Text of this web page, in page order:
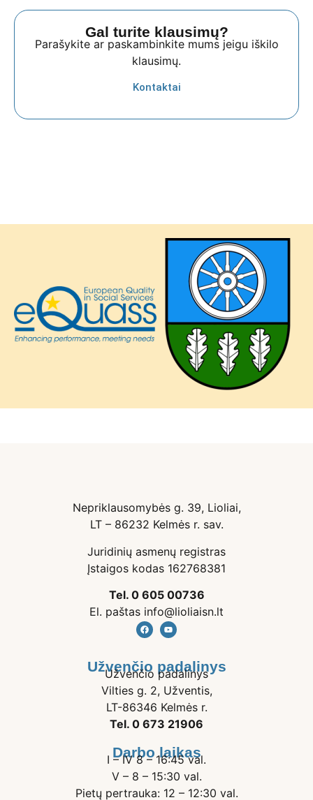
Gal turite klausimų?
Parašykite ar paskambinkite mums jeigu iškilo
klausimų.
Kontaktai
Nepriklausomybės g. 39, Lioliai,
LT – 86232 Kelmės r. sav.
Juridinių asmenų registras
Įstaigos kodas 162768381
Tel. 0 605 00736
El. paštas info@lioliaisn.lt
Užvenčio padalinys
Užvenčio padalinys
Vilties g. 2, Užventis,
LT-86346 Kelmės r.
Tel. 0 673 21906
Darbo laikas
I – IV 8 – 16:45 val.
V – 8 – 15:30 val.
Pietų pertrauka: 12 – 12:30 val.